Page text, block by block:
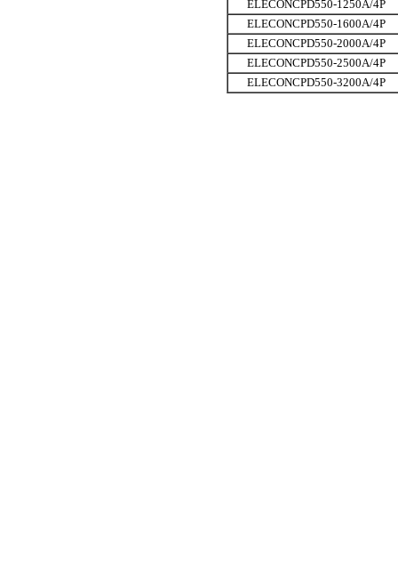
ELECONCPD550-1250A/4P
ELECONCPD550-1600A/4P
ELECONCPD550-2000A/4P
ELECONCPD550-2500A/4P
ELECONCPD550-3200A/4P